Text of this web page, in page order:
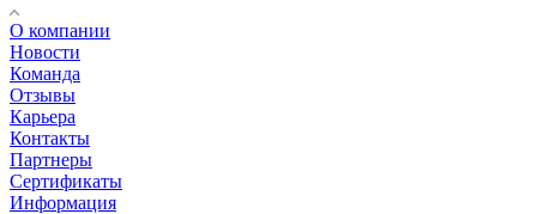
О компании
Новости
Команда
Отзывы
Карьера
Контакты
Партнеры
Сертификаты
Информация